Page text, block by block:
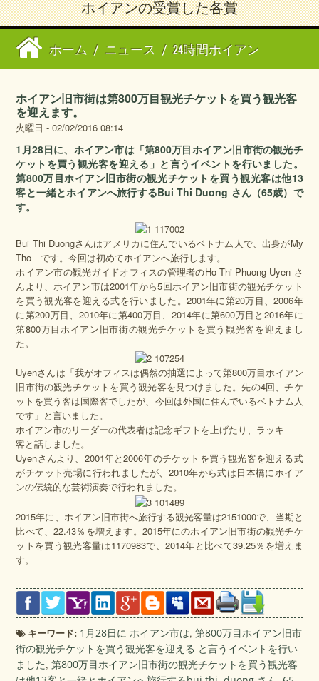
ホイアンの受賞した各賞
ホーム / ニュース / 24時間ホイアン
ホイアン旧市街は第800万目観光チケットを買う観光客
を迎えます。
火曜日 - 02/02/2016 08:14
1月28日に、ホイアン市は「第800万目ホイアン旧市街の観光チ
ケットを買う観光客を迎える」と言うイベントを行いました。
第800万目ホイアン旧市街の観光チケットを買う観光客は他13
客と一緒とホイアンへ旅行するBui Thi Duong さん（65歳）で
す。
Bui Thi Duongさんはアメリカに住んでいるベトナム人で、出身がMy
Tho です。今回は初めてホイアンへ旅行します。
ホイアン市の観光ガイドオフィスの管理者のHo Thi Phuong Uyen さ
んより、ホイアン市は2001年から5回ホイアン旧市街の観光チケット
を買う観光客を迎える式を行いました。2001年に第20万目、2006年
に第200万目、2010年に第400万目、2014年に第600万目と2016年に
第800万目ホイアン旧市街の観光チケットを買う観光客を迎えまし
た。
Uyenさんは「我がオフィスは偶然の抽選によって第800万目ホイアン
旧市街の観光チケットを買う観光客を見つけました。先の4回、チケ
ットを買う客は国際客でしたが、今回は外国に住んでいるベトナム人
です」と言いました。
ホイアン市のリーダーの代表者は記念ギフトを上げたり、ラッキ
客と話しました。
Uyenさんより、2001年と2006年のチケットを買う観光客を迎える式
がチケット売場に行われましたが、2010年から式は日本橋にホイア
ンの伝統的な芸術演奏で行われました。
2015年に、ホイアン旧市街へ旅行する観光客量は2151000で、当期と
比べて、22.43％を増えます。2015年にのホイアン旧市街の観光チケ
ットを買う観光客量は1170983で、2014年と比べて39.25％を増えま
す。
キーワード: 1月28日に ホイアン市は,第800万目ホイアン旧市
街の観光チケットを買う観光客を迎える と言うイベントを行い
ました,第800万目ホイアン旧市街の観光チケットを買う観光客